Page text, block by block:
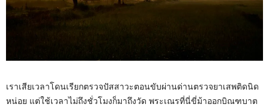
เราเสียเวลาโดนเรียกตรวจปัสสาวะตอนขับผ่านด่านตรวจยาเสพติดนิด
หน่อย แต่ใช้เวลาไม่ถึงชั่วโมงก็มาถึงวัด พระเณรที่นี่ขี่ม้าออกบิณฑบาต